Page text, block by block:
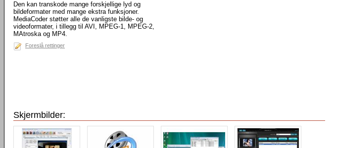
Den kan transkode mange forskjellige lyd og
bildeformater med mange ekstra funksjoner.
MediaCoder støtter alle de vanligste bilde- og
videoformater, i tillegg til AVI, MPEG-1, MPEG-2,
MAtroska og MP4.
Foreslå rettinger
Skjermbilder: